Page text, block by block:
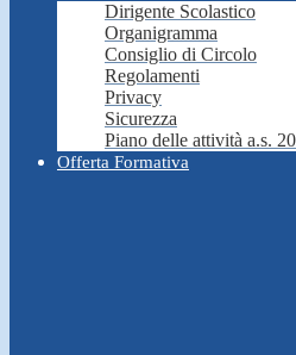
Dirigente Scolastico
Organigramma
Consiglio di Circolo
Regolamenti
Privacy
Sicurezza
Piano delle attività a.s.
Offerta Formativa